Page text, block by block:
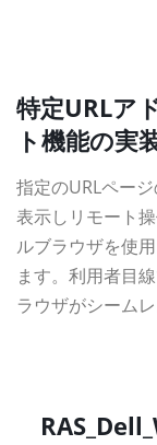
特定URLア
ト機能の実
指定のURLペー
表示しリモート
ルブラウザを使
ます。利用者目
ラウザがシーム